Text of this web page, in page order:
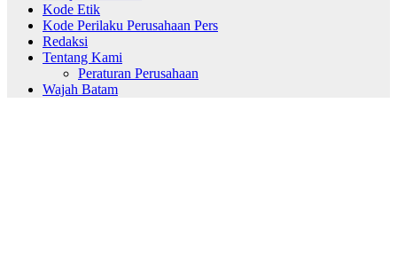
Kode Etik
Kode Perilaku Perusahaan Pers
Redaksi
Tentang Kami
Peraturan Perusahaan
Wajah Batam